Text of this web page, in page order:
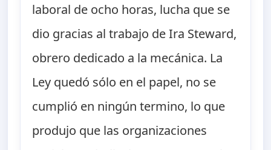
laboral de ocho horas, lucha que se
dio gracias al trabajo de Ira Steward,
obrero dedicado a la mecánica. La
Ley quedó sólo en el papel, no se
cumplió en ningún termino, lo que
produjo que las organizaciones